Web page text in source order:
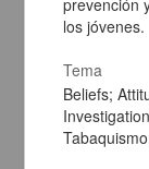
prevención
los jóvenes.
Tema
Beliefs;